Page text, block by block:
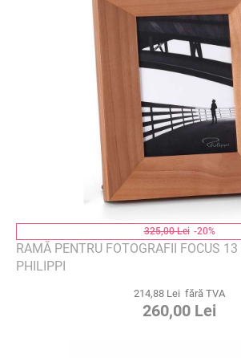
325,00 Lei -20%
RAMĂ PENTRU FOTOGRAFII FOCUS
PHILIPPI
214,88 Lei fără TVA
260,00 Lei